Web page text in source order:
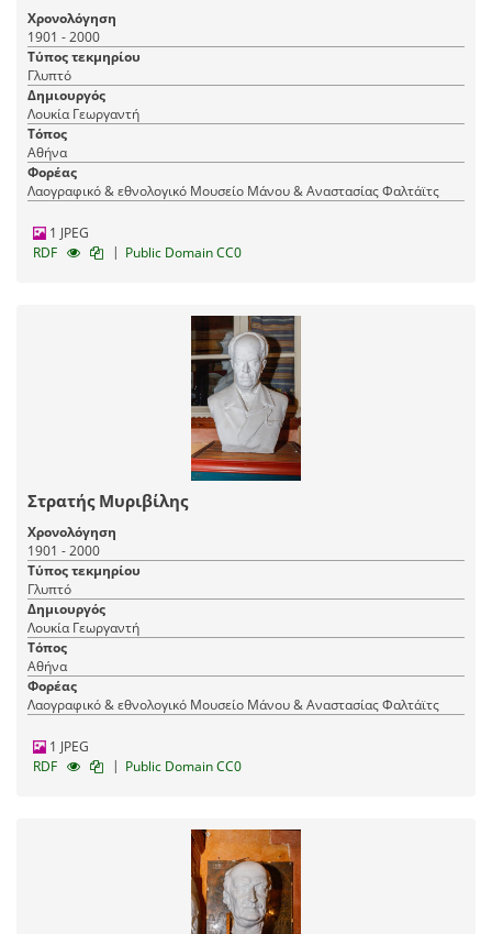
Χρονολόγηση
1901 - 2000
Τύπος τεκμηρίου
Γλυπτό
Δημιουργός
Λουκία Γεωργαντή
Τόπος
Αθήνα
Φορέας
Λαογραφικό & εθνολογικό Μουσείο Μάνου & Αναστασίας Φαλτάϊτς
1 JPEG
RDF
| Public Domain CC0
Στρατής Μυριβίλης
Χρονολόγηση
1901 - 2000
Τύπος τεκμηρίου
Γλυπτό
Δημιουργός
Λουκία Γεωργαντή
Τόπος
Αθήνα
Φορέας
Λαογραφικό & εθνολογικό Μουσείο Μάνου & Αναστασίας Φαλτάϊτς
1 JPEG
RDF
| Public Domain CC0